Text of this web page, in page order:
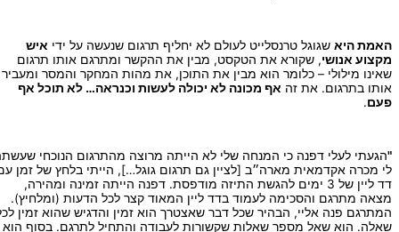
האמת היאשגוגל טרנסלייט לעולם לא יחליף תרגום שנעשה על ידיאיש
מקצוע אנושי, שקורא את הטקסט, מבין את ההקשר ומתרגם אותו תרגום
שאינו מילולי – כלומר הוא מבין את התוכן, את מהות המחקר והמסר ומעביר
אותו בתרגום. את זהאף מכונה לא יכולה לעשות וכנראה… לא תוכל אף
פעם.
הגעתי לעלי דפנה כי המנחה שלי לא הייתה מרוצה מהתרגום הנוכחי שעשתה
לי מכרה אקדמאית מארה״ב [לציין גם תרגום גוגל…], הייתי בלחץ של זמן עם
דד ליין של 3 ימים להגשת התיזה מודפסת. דפנה הייתה זמינה ומהירה,
מצאה מתרגם והסכימה לעמוד בדד ליין המאוד קצר לכל הדעות (ומלחיץ).
המתרגם פנה אליי, הבהיר שכל דבר שאצטרך הוא זמין והדגיש שהוא זמין לכל
שאלה. הוא שאל מספר שאלות שקשורות לעבודה והתחיל לתרגם. בסוף הוא